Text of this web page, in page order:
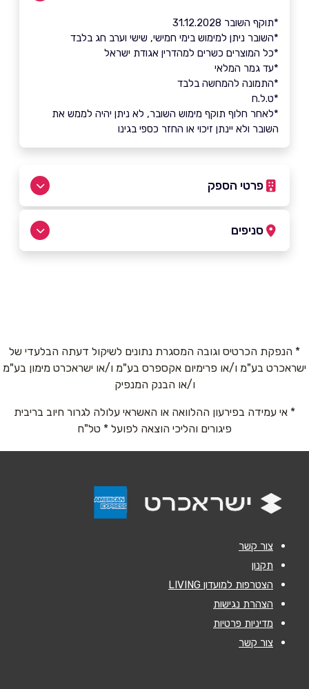
*תוקף השובר 31.12.2028
*השובר ניתן למימוש בימי חמישי, שישי וערב חג בלבד
*כל המוצרים כשרים למהדרין אגודת ישראל
*עד גמר המלאי
*התמונה להמחשה בלבד
*ט.ל.ח
*לאחר חלוף תוקף מימוש השובר, לא ניתן יהיה לממש את
השובר ולא יינתן זיכוי או החזר כספי בגינו
פרטי הספק
אנא חזרו אלי בקשר ל...
שליחה
סניפים
שוהם
03-9793933
תחנה מרכזית ירושלים
ירושלים
האומן ירושלים האומן 30
02-6481072
* הנפקת הכרטיס וגובה המסגרת נתונים לשיקול דעתה הבלעדי של
ישראכרט בע"מ ו/או פרימיום אקספרס בע"מ ו/או ישראכרט מימון בע"מ
ו/או הבנק המנפיק
* אי עמידה בפירעון ההלוואה או האשראי עלולה לגרור חיוב בריבית
פיגורים והליכי הוצאה לפועל * טל"ח
צור קשר
תקנון
הצטרפות למועדון LIVING
הצהרת נגישות
מדיניות פרטיות
צור קשר